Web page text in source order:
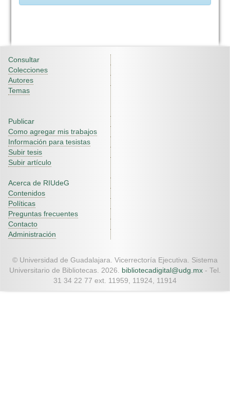
Consultar
Colecciones
Autores
Temas
Publicar
Como agregar mis trabajos
Información para tesistas
Subir tesis
Subir artículo
Acerca de RIUdeG
Contenidos
Políticas
Preguntas frecuentes
Contacto
Administración
© Universidad de Guadalajara. Vicerrectoría Ejecutiva. Sistema
Universitario de Bibliotecas. 2026. bibliotecadigital@udg.mx - Tel.
31 34 22 77 ext. 11959, 11924, 11914